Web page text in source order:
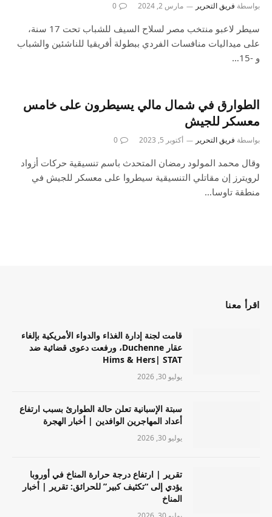
بواسطة فريق التحرير مارس 2, 2024 0
سيطر لاعبو منتخب مصر لسلاح السيف للشباب تحت 17 سنة،
على ميداليات منافسات الفردي ببطولة أفريقيا للناشئين والشباب
و -15…
الطوارق في شمال مالي يسيطرون على خامس
معسكر للجيش
بواسطة فريق التحرير أكتوبر 5, 2023 0
وقال محمد المولود رمضان المتحدث باسم تنسيقية حركات أزواد
لرويترز إن مقاتلي التنسيقية سيطروا على معسكر للجيش في
منطقة تاوسا…
اقرأ معنا
قامت لجنة إدارة الغذاء والدواء الأمريكية بإلغاء
عقار Duchenne، ورفعت دعوى قضائية ضد
Hims & Hers| STAT
يوليو 30, 2026
سبتة الإسبانية تعلن حالة الطوارئ بسبب ارتفاع
أعداد المهاجرين الوافدين | أخبار الهجرة
يوليو 30, 2026
تقرير | ارتفاع درجة حرارة المناخ في أوروبا
يؤدي إلى “تكثيف كبير” للحرائق: تقرير | أخبار
المناخ